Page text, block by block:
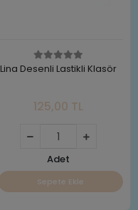
Lina Desenli Lastikli Klasör
125,00 TL
Adet
Sepete Ekle